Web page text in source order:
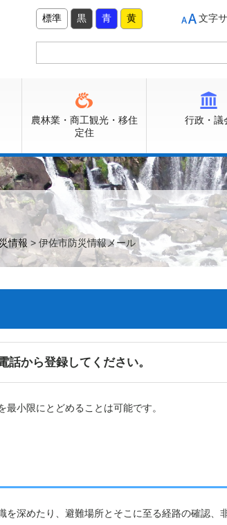
標準 黒 青 黄 文字
農林業・商工観光・移住
定住
行政・議
情報 > 伊佐市防災情報メール
から登録してください。
小限にとどめることは可能です。
を深めたり、避難場所とそこに至る経路の確認、